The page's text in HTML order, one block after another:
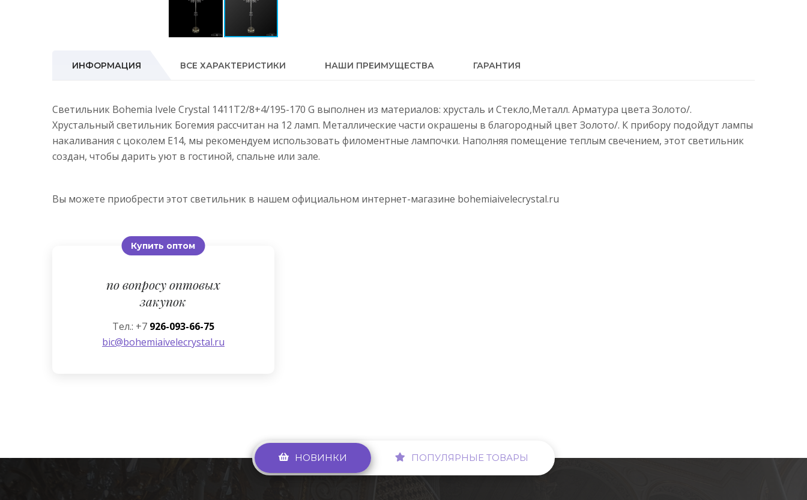
ИНФОРМАЦИЯ ВСЕ ХАРАКТЕРИСТИКИ НАШИ ПРЕИМУЩЕСТВА ГАРАНТИЯ
Светильник Bohemia Ivele Crystal 1411T2/8+4/195-170 G выполнен из материалов: хрусталь и Стекло,Металл. Арматура цвета Золото/.
Хрустальный светильник Богемия рассчитан на 12 ламп. Металлические части окрашены в благородный цвет Золото/. К прибору подойдут лампы
накаливания с цоколем E14, мы рекомендуем использовать филоментные лампочки. Наполняя помещение теплым свечением, этот светильник
создан, чтобы дарить уют в гостиной, спальне или зале.
Вы можете приобрести этот светильник в нашем официальном интернет-магазине bohemiaivelecrystal.ru
Купить оптом
по вопросу оптовых
закупок
Тел.: +7 926-093-66-75
bic@bohemiaivelecrystal.ru
НОВИНКИ ПОПУЛЯРНЫЕ ТОВАРЫ